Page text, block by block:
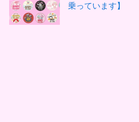
乗っています】